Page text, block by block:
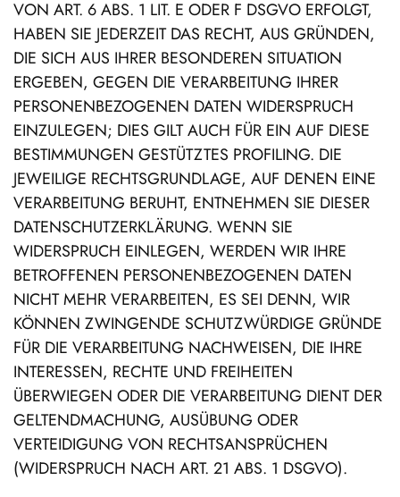
VON ART. 6 ABS. 1 LIT. E ODER F DSGVO ERFOLGT,
HABEN SIE JEDERZEIT DAS RECHT, AUS GRÜNDEN,
DIE SICH AUS IHRER BESONDEREN SITUATION
ERGEBEN, GEGEN DIE VERARBEITUNG IHRER
PERSONENBEZOGENEN DATEN WIDERSPRUCH
EINZULEGEN; DIES GILT AUCH FÜR EIN AUF DIESE
BESTIMMUNGEN GESTÜTZTES PROFILING. DIE
JEWEILIGE RECHTSGRUNDLAGE, AUF DENEN EINE
VERARBEITUNG BERUHT, ENTNEHMEN SIE DIESER
DATENSCHUTZERKLÄRUNG. WENN SIE
WIDERSPRUCH EINLEGEN, WERDEN WIR IHRE
BETROFFENEN PERSONENBEZOGENEN DATEN
NICHT MEHR VERARBEITEN, ES SEI DENN, WIR
KÖNNEN ZWINGENDE SCHUTZWÜRDIGE GRÜNDE
FÜR DIE VERARBEITUNG NACHWEISEN, DIE IHRE
INTERESSEN, RECHTE UND FREIHEITEN
ÜBERWIEGEN ODER DIE VERARBEITUNG DIENT DER
GELTENDMACHUNG, AUSÜBUNG ODER
VERTEIDIGUNG VON RECHTSANSPRÜCHEN
(WIDERSPRUCH NACH ART. 21 ABS. 1 DSGVO).